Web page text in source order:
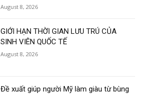
August 8, 2026
GIỚI HẠN THỜI GIAN LƯU TRÚ CỦA
SINH VIÊN QUỐC TẾ
August 8, 2026
Đề xuất giúp người Mỹ làm giàu từ bùng